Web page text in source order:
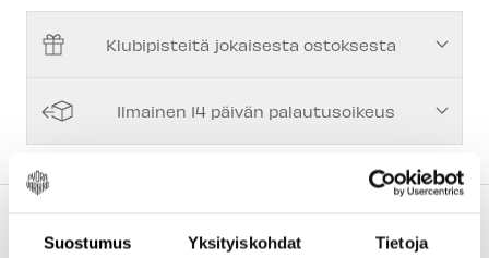
Suostumus Yksityiskohdat Tietoja
Keskusvarasto-Tilapäisesti loppu
Espoon Myymälä-Tilapäisesti loppu
Kuopion myymälä
Imatran myymälä
- Tilapäisesti loppu
Klubipisteitä jokaisesta ostoksesta
Ilmainen 14 päivän palautusoikeus
Sram gravel -pyöriin suunniteltu XPLR sarjan